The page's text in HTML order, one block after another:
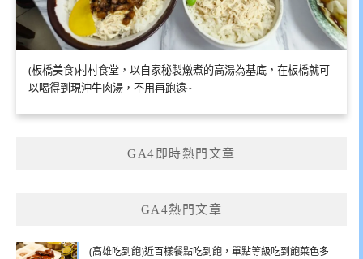
(板橋美食)村村食堂，以自家秘製燉煮的高湯為基底，在板橋就可
以喝得到現沖牛肉湯，不用再跑遠~
GA4即時熱門文章
GA4熱門文章
(高雄吃到飽)近百樣餐點吃到飽，單點等級吃到飽菜色多